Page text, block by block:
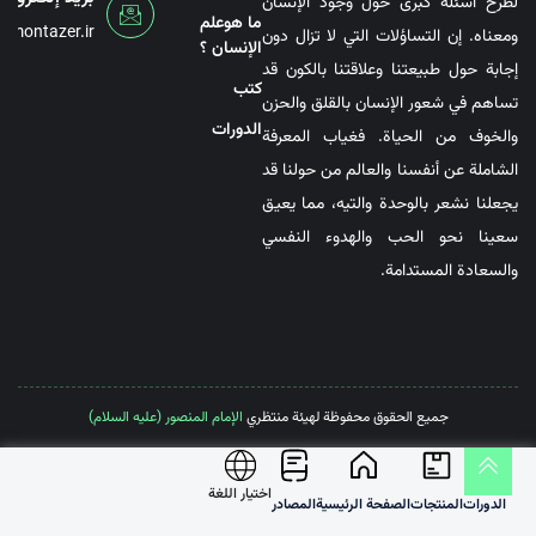
ومعناه. إن التساؤلات التي لا تزال دون
إجابة حول طبيعتنا وعلاقتنا بالكون قد
تساهم في شعور الإنسان بالقلق والحزن
والخوف من الحياة. فغياب المعرفة
الشاملة عن أنفسنا والعالم من حولنا قد
يجعلنا نشعر بالوحدة والتيه، مما يعيق
سعينا نحو الحب والهدوء النفسي
والسعادة المستدامة.
ما هوعلم
الإنسان ؟
کتب
الدورات
جميع الحقوق محفوظة لهيئة منتظري الإمام المنصور (عليه السلام)
الدوراتالمنتجاتالصفحة الرئيسيةالمصادراختیار اللغة